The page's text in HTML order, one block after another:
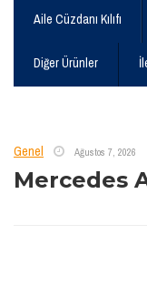
Aile Cüzdanı Kılıfı
Diğer Ürünler
Genel Ağustos 7, 2026
Mercedes